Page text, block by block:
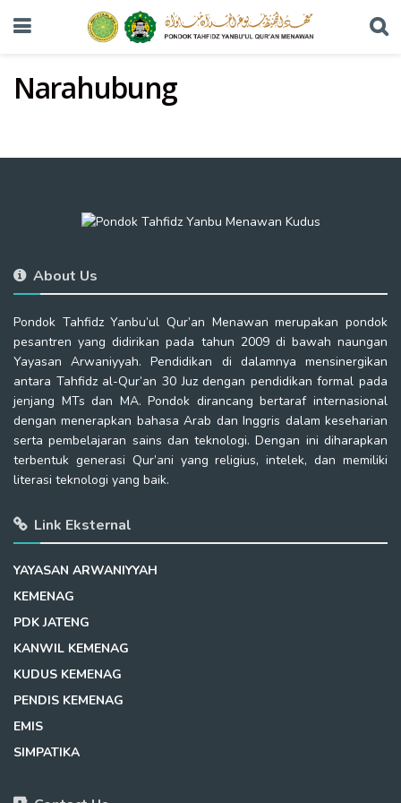
Narahubung
About Us
Pondok Tahfidz Yanbu’ul Qur’an Menawan merupakan pondok
pesantren yang didirikan pada tahun 2009 di bawah naungan
Yayasan Arwaniyyah. Pendidikan di dalamnya mensinergikan
antara Tahfidz al-Qur’an 30 Juz dengan pendidikan formal pada
jenjang MTs dan MA. Pondok dirancang bertaraf internasional
dengan menerapkan bahasa Arab dan Inggris dalam keseharian
serta pembelajaran sains dan teknologi. Dengan ini diharapkan
terbentuk generasi Qur’ani yang religius, intelek, dan memiliki
literasi teknologi yang baik.
Link Eksternal
YAYASAN ARWANIYYAH
KEMENAG
PDK JATENG
KANWIL KEMENAG
KUDUS KEMENAG
PENDIS KEMENAG
EMIS
SIMPATIKA